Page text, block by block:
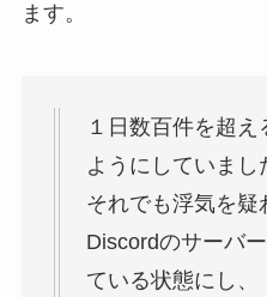
ます。
１日数百件を超
ようにしていまし
それでも浮気を疑
Discordのサーバ
ている状態にし、